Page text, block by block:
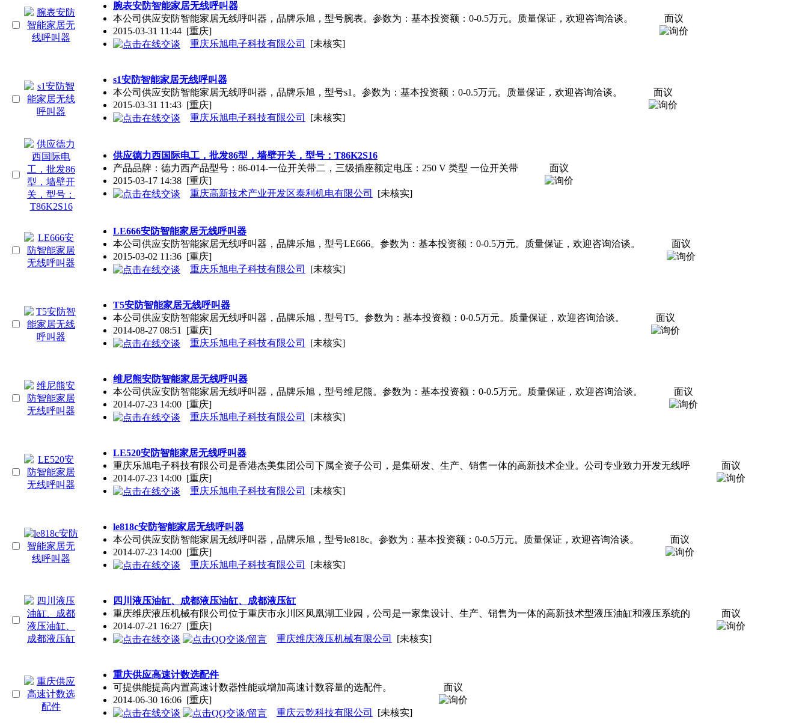
腕表安防智能家居无线呼叫器
本公司供应安防智能家居无线呼叫器，品牌乐旭，型号腕表。参数为：基本投资额：0-0.5万元。质量保证，欢迎咨询洽谈。
2015-03-31 11:44 [重庆]
重庆乐旭电子科技有限公司
[未核实]
面议
s1安防智能家居无线呼叫器
本公司供应安防智能家居无线呼叫器，品牌乐旭，型号s1。参数为：基本投资额：0-0.5万元。质量保证，欢迎咨询洽谈。
2015-03-31 11:43 [重庆]
重庆乐旭电子科技有限公司
[未核实]
面议
供应德力西国际电工，批发86型，墙壁开关，型号：T86K2S16
产品品牌：德力西产品型号：86-014-一位开关带二，三级插座额定电压：250 V 类型 一位开关带
2015-03-17 14:38 [重庆]
重庆高新技术产业开发区泰利机电有限公司
[未核实]
面议
LE666安防智能家居无线呼叫器
本公司供应安防智能家居无线呼叫器，品牌乐旭，型号LE666。参数为：基本投资额：0-0.5万元。质量保证，欢迎咨询洽谈。
2015-03-02 11:36 [重庆]
重庆乐旭电子科技有限公司
[未核实]
面议
T5安防智能家居无线呼叫器
本公司供应安防智能家居无线呼叫器，品牌乐旭，型号T5。参数为：基本投资额：0-0.5万元。质量保证，欢迎咨询洽谈。
2014-08-27 08:51
[重庆]
重庆乐旭电子科技有限公司
[未核实]
面议
维尼熊安防智能家居无线呼叫器
本公司供应安防智能家居无线呼叫器，品牌乐旭，型号维尼熊。参数为：基本投资额：0-0.5万元。质量保证，欢迎咨询洽谈。
2014-07-23 14:00 [重庆]
重庆乐旭电子科技有限公司
[未核实]
面议
LE520安防智能家居无线呼叫器
重庆乐旭电子科技有限公司是香港杰美集团公司下属全资子公司，是集研发、生产、销售一体的高新技术企业。公司专业致力开发无线呼
2014-07-23 14:00 [重庆]
重庆乐旭电子科技有限公司
[未核实]
面议
le818c安防智能家居无线呼叫器
本公司供应安防智能家居无线呼叫器，品牌乐旭，型号le818c。参数为：基本投资额：0-0.5万元。质量保证，欢迎咨询洽谈。
2014-07-23 14:00 [重庆]
重庆乐旭电子科技有限公司
[未核实]
面议
四川液压油缸、成都液压油缸、成都液压缸
重庆维庆液压机械有限公司位于重庆市永川区凤凰湖工业园，公司是一家集设计、生产、销售为一体的高新技术型液压油缸和液压系统的
2014-07-21 16:27 [重庆]
重庆维庆液压机械有限公司
[未核实]
面议
重庆供应高速计数选配件
可提供能提高内置高速计数器性能或增加高速计数容量的选配件。
2014-06-30 16:06 [重庆]
重庆云乾科技有限公司
[未核实]
面议